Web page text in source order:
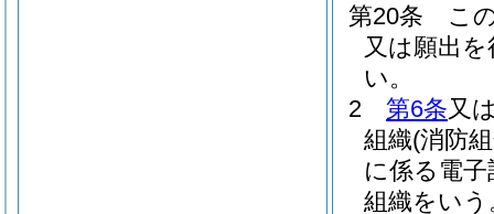
第20条
こ
又は願出
い。
2
第6条又
組織(消防
に係る電
組織をいう